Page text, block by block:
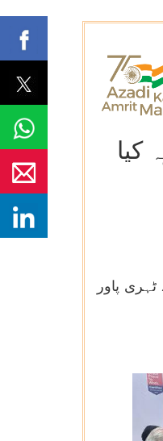
اتراکھنڈ کے ٹہری گڑھوال میں 2400 میگاواٹ کے ٹہری پاور